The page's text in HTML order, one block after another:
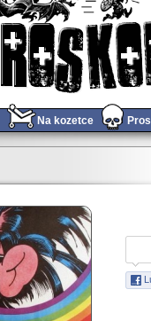
Na kozetce